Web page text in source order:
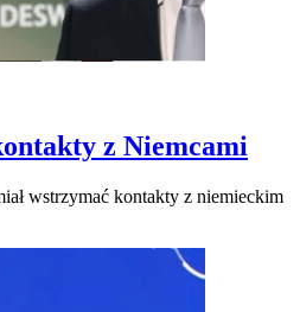
z Niemcami
wstrzymać kontakty z niemieckim